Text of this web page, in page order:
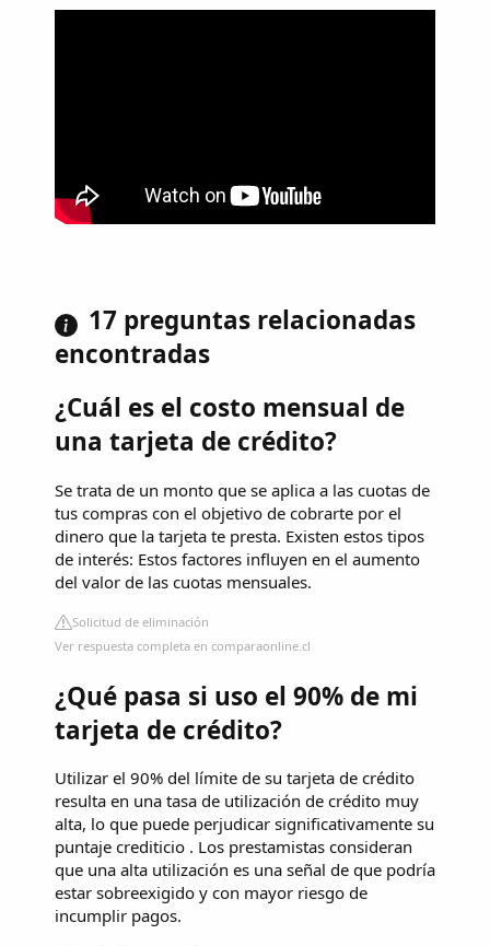
17 preguntas relacionadas
encontradas
¿Cuál es el costo mensual de
una tarjeta de crédito?
Se trata de un monto que se aplica a las cuotas de
tus compras con el objetivo de cobrarte por el
dinero que la tarjeta te presta. Existen estos tipos
de interés: Estos factores influyen en el aumento
del valor de las cuotas mensuales.
Solicitud de eliminación
Ver respuesta completa en comparaonline.cl
¿Qué pasa si uso el 90% de mi
tarjeta de crédito?
Utilizar el 90% del límite de su tarjeta de crédito
resulta en una tasa de utilización de crédito muy
alta, lo que puede perjudicar significativamente su
puntaje crediticio . Los prestamistas consideran
que una alta utilización es una señal de que podría
estar sobreexigido y con mayor riesgo de
incumplir pagos.